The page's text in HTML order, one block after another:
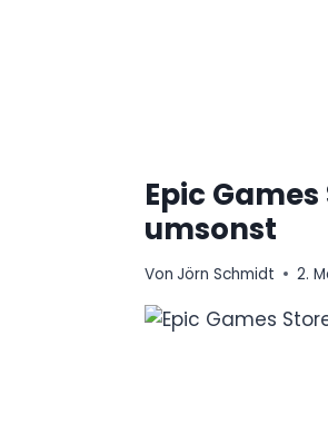
Epic
umsonst
Von Jörn Schmidt 2.